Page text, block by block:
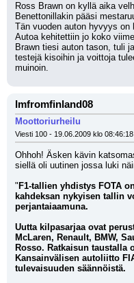
Ross Brawn on kyllä aika
Benettonillakin pääsi
Tän vuoden auton hyvyys on
Autoa kehitettiin jo koko
Brawn tiesi auton tason, tuli
testejä kisoihin ja voittoja
muinoin.
Imfromfinland08
Moottoriurheilu
Viesti 100 - 19.06.2009 klo 08:46:18
Ohhoh! Äsken kävin
siellä oli uutinen jossa luki
" F1-tallien yhdistys FOTA
kahdeksan nykyisen tallin
perjantaiaamuna.
Uutta kilpasarjaa ovat
McLaren, Renault, BMW,
Rosso. Ratkaisun taustalla
Kansainvälisen autoliitto
tulevaisuuden säännöistä.